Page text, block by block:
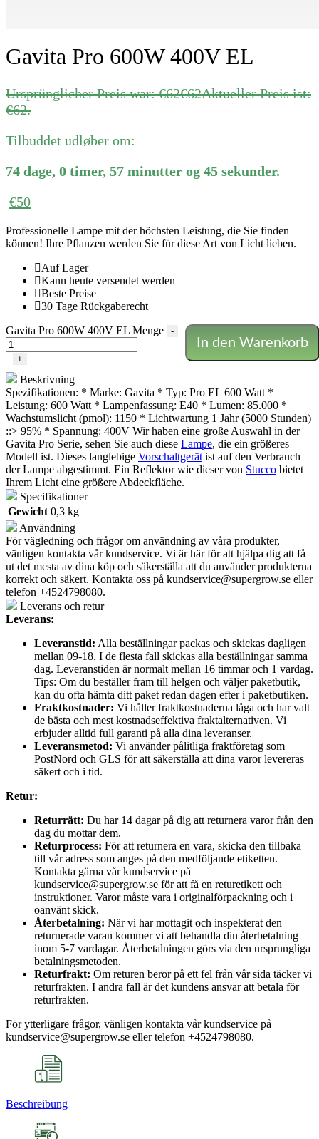
Gavita Pro 600W 400V EL
Ursprünglicher Preis war: €62€62Aktueller Preis ist:
€62.
Tilbuddet udløber om:
74 dage, 0 timer, 57 minutter og 45 sekunder.
€50
Professionelle Lampe mit der höchsten Leistung, die Sie finden
können! Ihre Pflanzen werden Sie für diese Art von Licht lieben.
Auf Lager
Kann heute versendet werden
Beste Preise
30 Tage Rückgaberecht
Gavita Pro 600W 400V EL Menge
-
+
In den Warenkorb
Beskrivning
Spezifikationen: * Marke: Gavita * Typ: Pro EL 600 Watt *
Leistung: 600 Watt * Lampenfassung: E40 * Lumen: 85.000 *
Wachstumslicht (pmol): 1150 * Lichtwartung 1 Jahr (5000 Stunden)
::> 95% * Spannung: 400V Wir haben eine große Auswahl in der
Gavita Pro Serie, sehen Sie auch diese Lampe, die ein größeres
Modell ist. Dieses langlebige Vorschaltgerät ist auf den Verbrauch
der Lampe abgestimmt. Ein Reflektor wie dieser von Stucco bietet
Ihrem Licht eine größere Abdeckfläche.
Specifikationer
Gewicht 0,3 kg
Användning
För vägledning och frågor om användning av våra produkter,
vänligen kontakta vår kundservice. Vi är här för att hjälpa dig att få
ut det mesta av dina köp och säkerställa att du använder produkterna
korrekt och säkert. Kontakta oss på kundservice@supergrow.se eller
telefon +4524798080.
Leverans och retur
Leverans:
Leveranstid: Alla beställningar packas och skickas dagligen
mellan 09-18. I de flesta fall skickas alla beställningar samma
dag. Leveranstiden är normalt mellan 16 timmar och 1 vardag.
Tips: Om du beställer fram till helgen och väljer paketbutik,
kan du ofta hämta ditt paket redan dagen efter i paketbutiken.
Fraktkostnader: Vi håller fraktkostnaderna låga och har valt
de bästa och mest kostnadseffektiva fraktalternativen. Vi
erbjuder alltid full garanti på alla dina leveranser.
Leveransmetod: Vi använder pålitliga fraktföretag som
PostNord och GLS för att säkerställa att dina varor levereras
säkert och i tid.
Retur:
Returrätt: Du har 14 dagar på dig att returnera varor från den
dag du mottar dem.
Returprocess: För att returnera en vara, skicka den tillbaka
till vår adress som anges på den medföljande etiketten.
Kontakta gärna vår kundservice på
kundservice@supergrow.se för att få en returetikett och
instruktioner. Varor måste vara i originalförpackning och i
oanvänt skick.
Återbetalning: När vi har mottagit och inspekterat den
returnerade varan kommer vi att behandla din återbetalning
inom 5-7 vardagar. Återbetalningen görs via den ursprungliga
betalningsmetoden.
Returfrakt: Om returen beror på ett fel från vår sida täcker vi
returfrakten. I andra fall är det kundens ansvar att betala för
returfrakten.
För ytterligare frågor, vänligen kontakta vår kundservice på
kundservice@supergrow.se eller telefon +4524798080.
Beschreibung